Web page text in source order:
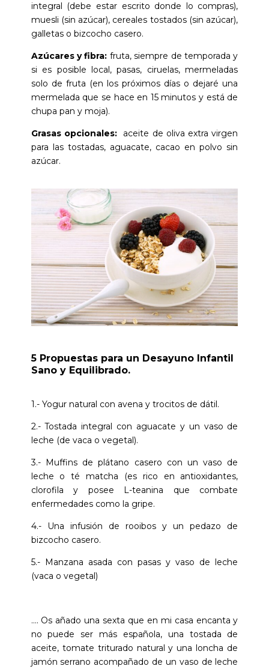
integral (debe estar escrito donde lo compras),
muesli (sin azúcar), cereales tostados (sin azúcar),
galletas o bizcocho casero.
Azúcares y fibra: fruta, siempre de temporada y
si es posible local, pasas, ciruelas, mermeladas
solo de fruta (en los próximos días o dejaré una
mermelada que se hace en 15 minutos y está de
chupa pan y moja).
Grasas opcionales:
aceite de oliva extra virgen
para las tostadas, aguacate, cacao en polvo sin
azúcar.
5 Propuestas para un Desayuno Infantil
Sano y Equilibrado.
1.- Yogur natural con avena y trocitos de dátil.
2.- Tostada integral con aguacate y un vaso de
leche (de vaca o vegetal).
3.- Muffins de plátano casero con un vaso de
leche o té matcha (es rico en antioxidantes,
clorofila y posee L-teanina que combate
enfermedades como la gripe.
4.- Una infusión de rooibos y un pedazo de
bizcocho casero.
5.- Manzana asada con pasas y vaso de leche
(vaca o vegetal)
…. Os añado una sexta que en mi casa encanta y
no puede ser más española, una tostada de
aceite, tomate triturado natural y una loncha de
jamón serrano acompañado de un vaso de leche